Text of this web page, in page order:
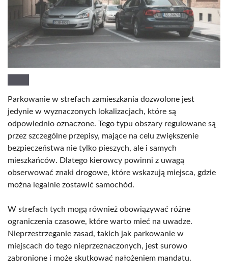
Parkowanie w strefach zamieszkania dozwolone jest
jedynie w wyznaczonych lokalizacjach, które są
odpowiednio oznaczone. Tego typu obszary regulowane są
przez szczególne przepisy, mające na celu zwiększenie
bezpieczeństwa nie tylko pieszych, ale i samych
mieszkańców. Dlatego kierowcy powinni z uwagą
obserwować znaki drogowe, które wskazują miejsca, gdzie
można legalnie zostawić samochód.
W strefach tych mogą również obowiązywać różne
ograniczenia czasowe, które warto mieć na uwadze.
Nieprzestrzeganie zasad, takich jak parkowanie w
miejscach do tego nieprzeznaczonych, jest surowo
zabronione i może skutkować nałożeniem mandatu.